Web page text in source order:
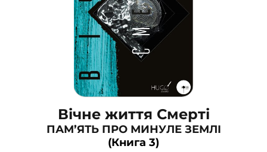
Вічне життя Смерті
ПАМ’ЯТЬ ПРО МИНУЛЕ ЗЕМЛІ
(Книга 3)